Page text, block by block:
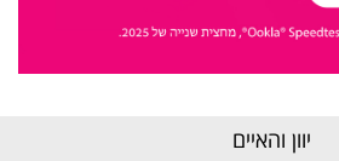
יוון והאיים